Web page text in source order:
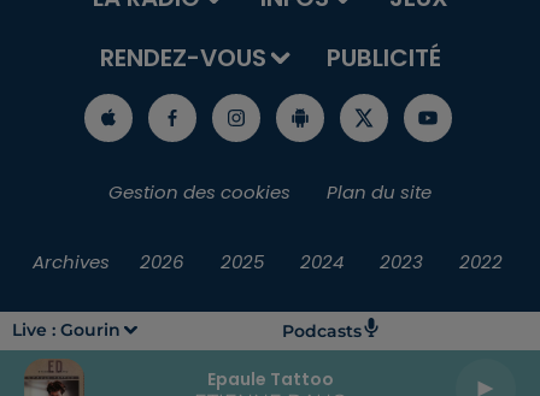
Live : Gourin Podcasts
Epaule Tattoo
RENDEZ-VOUS
PUBLICITÉ
Gestion des cookies Plan du site
Archives 2026 2025 2024 2023 2022